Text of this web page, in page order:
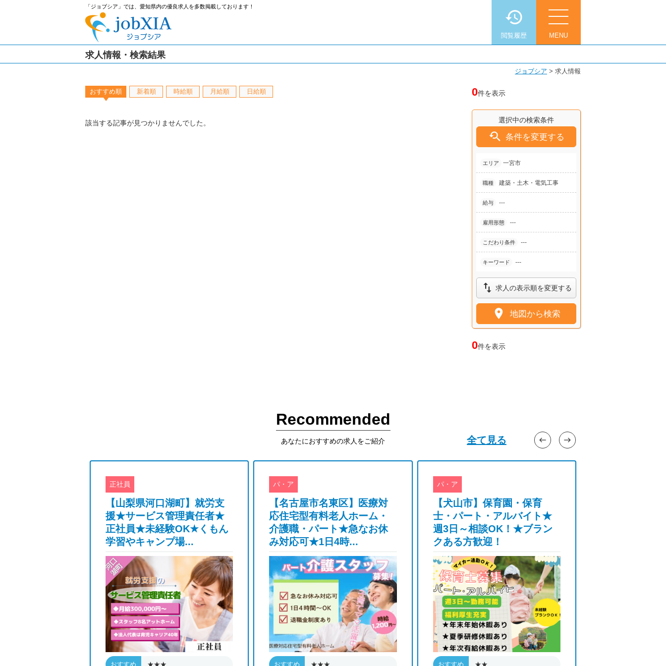
「ジョブシア」では、愛知県内の優良求人を多数掲載しております！
MENU
閲覧履歴
求人情報・検索結果
ジョブシア > 求人情報
0件を表示
おすすめ順 新着順 時給順 月給順 日給順
選択中の検索条件
 条件を変更する
エリア 一宮市
職種 建築・土木・電気工事
給与 ---
雇用形態 ---
こだわり条件 ---
キーワード ---
 求人の表示順を変更する
 地図から検索
該当する記事が見つかりませんでした。
0件を表示
Recommended
あなたにおすすめの求人をご紹介 全て見る
正社員
【山梨県河口湖町】就労支
援★サービス管理責任者★
正社員★未経験OK★くもん
学習やキャンプ場...
おすすめ
パ・ア
【名古屋市名東区】医療対
応住宅型有料老人ホーム・
介護職・パート★急なお休
み対応可★1日4時...
おすすめ
パ・ア
【犬山市】保育園・保育
士・パート・アルバイト★
週3日～相談OK！★ブラン
クある方歓迎！
おすすめ
east
west